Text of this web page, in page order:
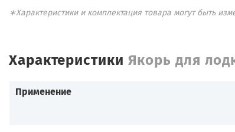
∗Характеристики и комплектация товара могут быть
Характеристики Якорь для
Применение